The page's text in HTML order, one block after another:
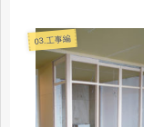
03.工事編